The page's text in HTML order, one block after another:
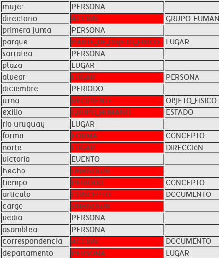
mujer
PERSONA
directorio
ACCIóN
primera junta
PERSONA
parque
PARTE_DE_OBJETO_FíSICO
LUGAR
sarratea
PERSONA
plaza
LUGAR
alvear
LUGAR
PERSONA
diciembre
PERIODO
urna
RECIPIENTE
OBJETO_FíSICO
exilio
GRUPO_HUMANO
ESTADO
río uruguay
LUGAR
forma
FORMA
CONCEPTO
norte
LUGAR
DIRECCIóN
victoria
EVENTO
hecho
UNKNOWN
tiempo
PERIODO
CONCEPTO
artículo
CONCEPTO
DOCUMENTO
cargo
UNKNOWN
vedia
PERSONA
asamblea
PERSONA
correspondencia
ACCIóN
DOCUMENTO
departamento
PERSONA
LUGAR